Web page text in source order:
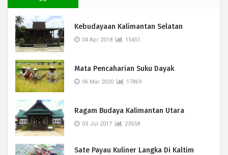
Kebudayaan Kalimantan Selatan
04 Apr 2018 15451
Mata Pencaharian Suku Dayak
06 Mar 2020 17869
Ragam Budaya Kalimantan Utara
03 Jul 2017 23558
Sate Payau Kuliner Langka Di Kaltim